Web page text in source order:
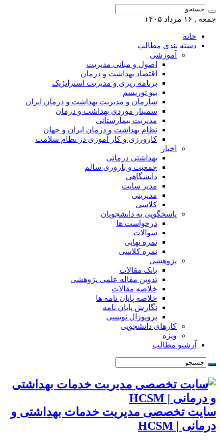
جمعه , ۱۶ مرداد ۱۴۰۵
خانه
دسته بندی مطالب
آموزشی
اصول و مبانی مدیریت
اقتصاد بهداشت و درمان
برنامه ریزی و مدیریت استراتژیک
بیو توریسم
سازمان و مدیریت بهداشت و درمان ایران
سمینار موردی بهداشت و درمان
مدیریت بیمارستانی
نظام بهداشت و درمان ایران و جهان
کارورزی و کار آموزی در نظام سلامت
اخبار
بهداشتی درمانی
جمعیت و باروری سالم
دانشگاهی
مدیر سایت
مدیریتی
کلاسی
پاسخگویی به دانشجویان
درخواست ها
سوالات
نمره نهایی
نمره کلاسی
پژوهشی
بانک مقالات
تدوین مقاله علمی پژوهشی
خلاصه مقالات
خلاصه پایان نامه ها
نگارش پایان نامه
پروپوزال نویسی
کارهای دانشجویی
ویژه
آرشیو مطالب
سایت تخصصی مدیریت خدمات بهداشتی و
درمانی | HCSM